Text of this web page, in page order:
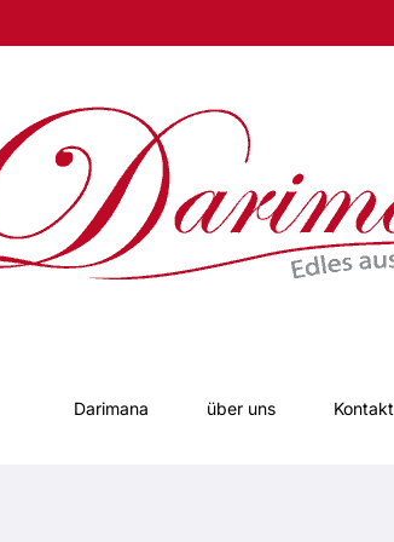
Darimana über uns Kontakt